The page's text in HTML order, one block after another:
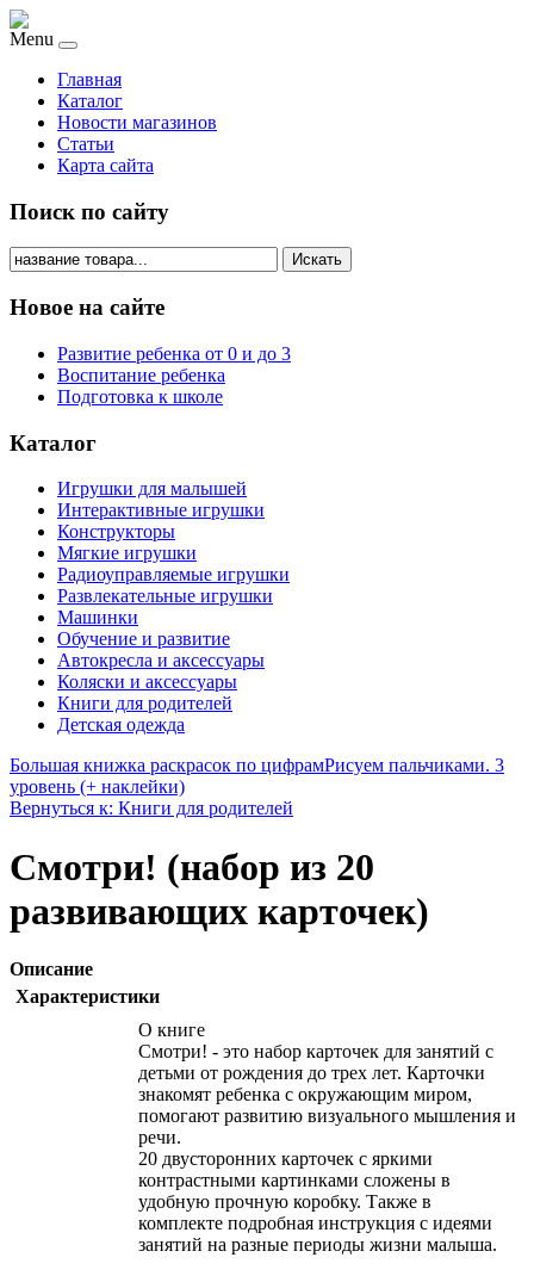
Menu
Главная
Каталог
Новости магазинов
Статьи
Карта сайта
Поиск по сайту
Искать
Новое на сайте
Развитие ребенка от 0 и до 3
Воспитание ребенка
Подготовка к школе
Каталог
Игрушки для малышей
Интерактивные игрушки
Конструкторы
Мягкие игрушки
Радиоуправляемые игрушки
Развлекательные игрушки
Машинки
Обучение и развитие
Автокресла и аксессуары
Коляски и аксессуары
Книги для родителей
Детская одежда
Большая книжка раскрасок по цифрамРисуем пальчиками. 3
уровень (+ наклейки)
Вернуться к: Книги для родителей
Смотри! (набор из 20
развивающих карточек)
Описание
Характеристики
О книге
Смотри! - это набор карточек для занятий с
детьми от рождения до трех лет. Карточки
знакомят ребенка с окружающим миром,
помогают развитию визуального мышления и
речи.
20 двусторонних карточек с яркими
контрастными картинками сложены в
удобную прочную коробку. Также в
комплекте подробная инструкция с идеями
занятий на разные периоды жизни малыша.